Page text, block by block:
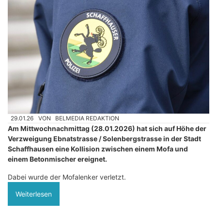
29.01.26 VON BELMEDIA REDAKTION
Am Mittwochnachmittag (28.01.2026) hat sich auf Höhe der
Verzweigung Ebnatstrasse / Solenbergstrasse in der Stadt
Schaffhausen eine Kollision zwischen einem Mofa und
einem Betonmischer ereignet.
Dabei wurde der Mofalenker verletzt.
Weiterlesen